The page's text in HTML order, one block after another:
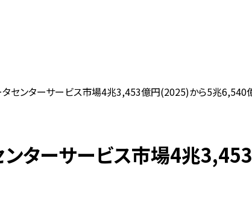
センターサービス市場4兆3,453億円(2025)から5兆6,540
ターサービス市場4兆